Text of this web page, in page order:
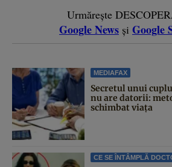
Urmărește
Google News și Google
MEDIAFAX
Secretul unui
nu are datorii:
schimbat viața
CE SE ÎNTÂMPLĂ